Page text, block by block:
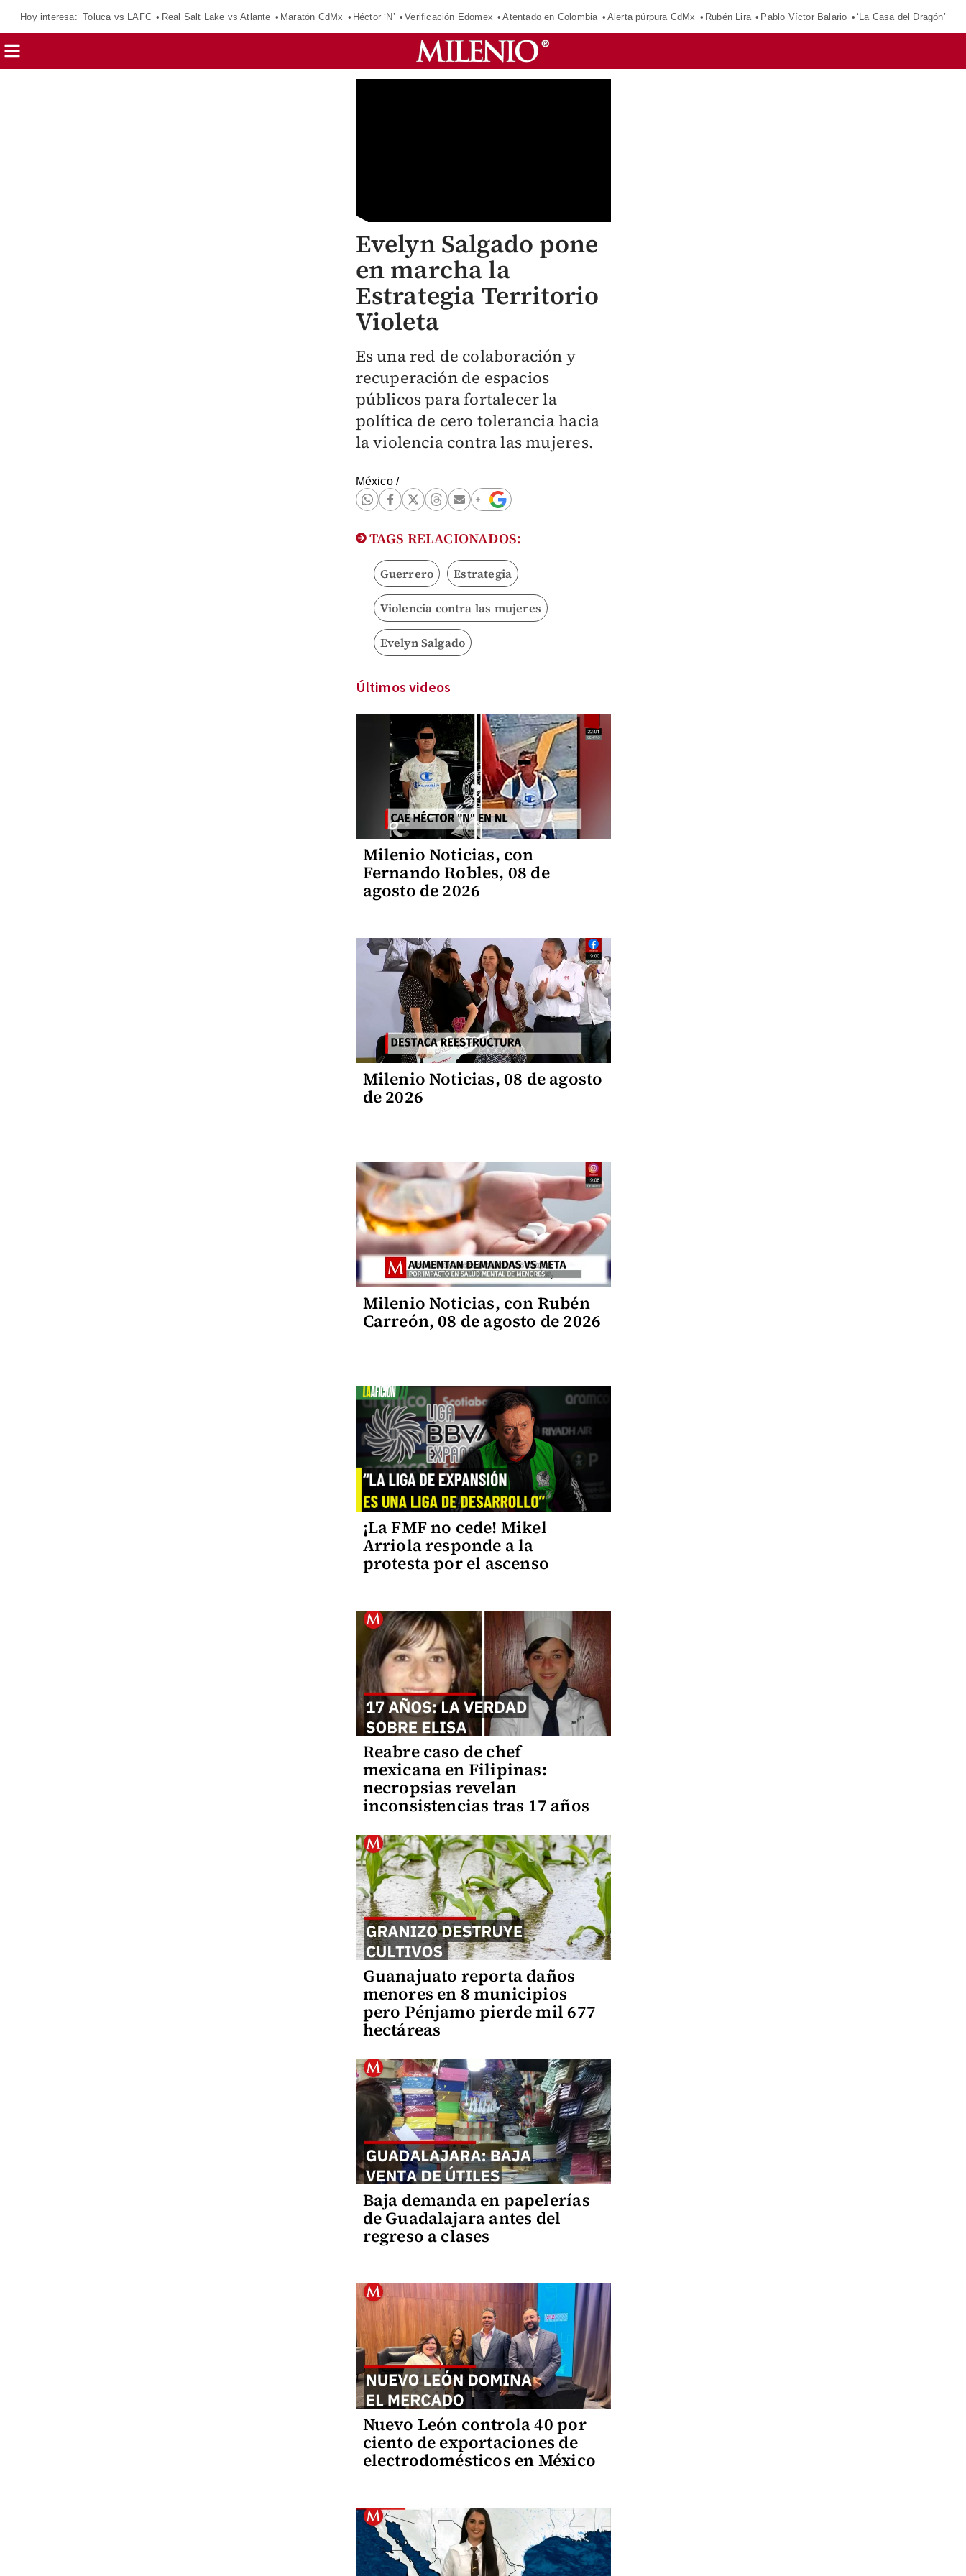
Hoy interesa: Toluca vs LAFC Real Salt Lake vs Atlante Maratón CdMx Héctor ‘N’ Verificación Edomex Atentado en Colombia Alerta púrpura CdMx Rubén Lira Pablo Víctor Balario ‘La Casa del Dragón’
Evelyn Salgado pone
en marcha la
Estrategia Territorio
Violeta
Es una red de colaboración y
recuperación de espacios
públicos para fortalecer la
política de cero tolerancia hacia
la violencia contra las mujeres.
México/
TAGS RELACIONADOS:
Guerrero Estrategia
Violencia contra las mujeres
Evelyn Salgado
Últimos videos
Milenio Noticias, con
Fernando Robles, 08 de
agosto de 2026
Milenio Noticias, 08 de agosto
de 2026
Milenio Noticias, con Rubén
Carreón, 08 de agosto de 2026
¡La FMF no cede! Mikel
Arriola responde a la
protesta por el ascenso
Reabre caso de chef
mexicana en Filipinas:
necropsias revelan
inconsistencias tras 17 años
Guanajuato reporta daños
menores en 8 municipios
pero Pénjamo pierde mil 677
hectáreas
Baja demanda en papelerías
de Guadalajara antes del
regreso a clases
Nuevo León controla 40 por
ciento de exportaciones de
electrodomésticos en México